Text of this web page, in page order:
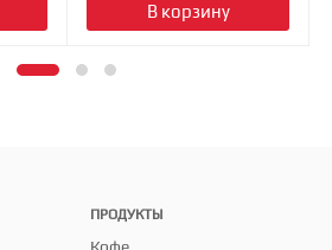
В корзину
ПРОДУКТЫ